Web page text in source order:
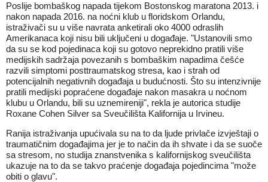
Poslije bombaškog napada tijekom Bostonskog maratona 2013. i
nakon napada 2016. na noćni klub u floridskom Orlandu,
istraživači su u više navrata anketirali oko 4000 odraslih
Amerikanaca koji nisu bili uključeni u događaje. "Ustanovili smo
da su se kod pojedinaca koji su gotovo neprekidno pratili više
medijskih sadržaja povezanih s bombaškim napadima češće
razvili simptomi posttraumatskog stresa, kao i strah od
potencijalnih negativnih događaja u budućnosti. Što su intenzivnije
pratili medijski popraćene događaje nakon masakra u noćnom
klubu u Orlandu, bili su uznemireniji", rekla je autorica studije
Roxane Cohen Silver sa Sveučilišta Kalifornija u Irvineu.
Ranija istraživanja upućivala su na to da ljude privlače izvještaji o
traumatičnim događajima jer je to način da ih shvate i da se suoče
sa stresom, no studija znanstvenika s kalifornijskog sveučilišta
ukazuje na to da se takvo praćenje događaja pojedincima "može
obiti o glavu".